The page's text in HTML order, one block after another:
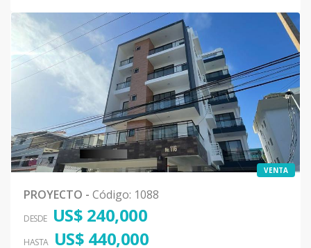
VENTA
PROYECTO - Código: 1088
DESDE US$ 240,000
HASTA US$ 440,000